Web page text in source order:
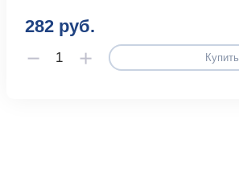
282 руб.
Купить